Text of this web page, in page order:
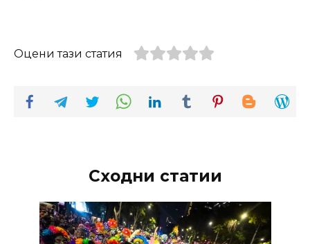
Оцени тази статия
Сходни статии